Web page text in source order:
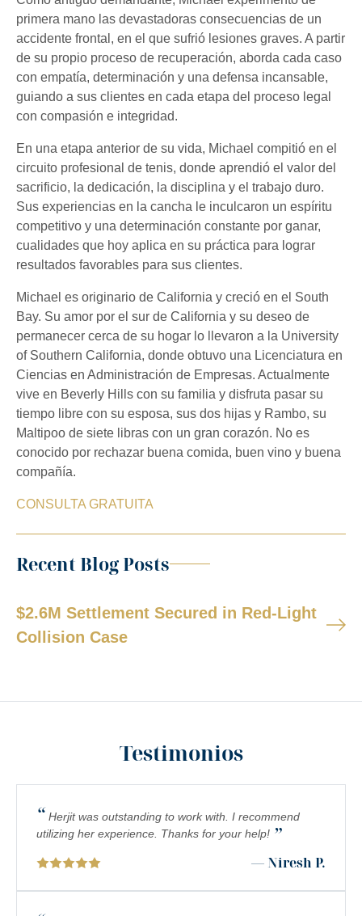
primera mano las devastadoras consecuencias de un
accidente frontal, en el que sufrió lesiones graves. A partir
de su propio proceso de recuperación, aborda cada caso
con empatía, determinación y una defensa incansable,
guiando a sus clientes en cada etapa del proceso legal
con compasión e integridad.
En una etapa anterior de su vida, Michael compitió en el
circuito profesional de tenis, donde aprendió el valor del
sacrificio, la dedicación, la disciplina y el trabajo duro.
Sus experiencias en la cancha le inculcaron un espíritu
competitivo y una determinación constante por ganar,
cualidades que hoy aplica en su práctica para lograr
resultados favorables para sus clientes.
Michael es originario de California y creció en el South
Bay. Su amor por el sur de California y su deseo de
permanecer cerca de su hogar lo llevaron a la University
of Southern California, donde obtuvo una Licenciatura en
Ciencias en Administración de Empresas. Actualmente
vive en Beverly Hills con su familia y disfruta pasar su
tiempo libre con su esposa, sus dos hijas y Rambo, su
Maltipoo de siete libras con un gran corazón. No es
conocido por rechazar buena comida, buen vino y buena
compañía.
CONSULTA GRATUITA
Recent Blog Posts
$2.6M Settlement Secured in Red-Light
Collision Case
Testimonios
“ Herjit was outstanding to work with. I recommend
utilizing her experience. Thanks for your help! ”
— Niresh P.